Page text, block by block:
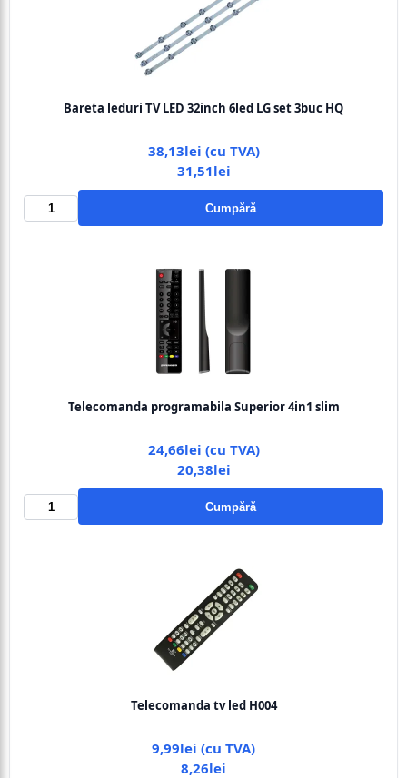
Bareta leduri TV LED 32inch 6led LG set 3buc HQ
38,13lei (cu TVA)
31,51lei
Cumpără
Telecomanda programabila Superior 4in1 slim
24,66lei (cu TVA)
20,38lei
Cumpără
Telecomanda tv led H004
9,99lei (cu TVA)
8,26lei